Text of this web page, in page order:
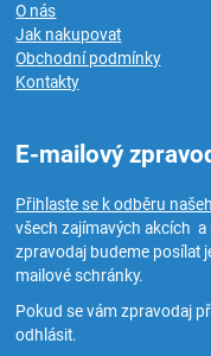
O nás
Jak nakupovat
Obchodní podmínky
Kontakty
E-mailový
Přihlaste se k odběru
všech zajímavých akcích a
zpravodaj budeme posílat
mailové schránky.
Pokud se vám zpravodaj
odhlásit.